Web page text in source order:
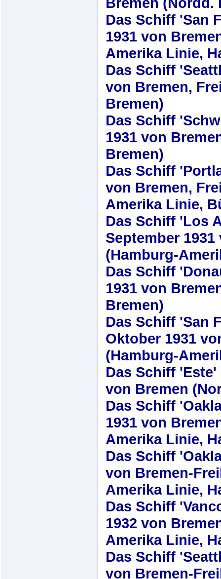
Das Schiff 'San
1931 von
Amerika Linie,
Das Schiff
von Bremen,
Bremen)
Das Schiff
1931 von
Bremen)
Das Schiff
von Bremen,
Amerika Linie,
Das Schiff 'Los
September 1931
(Hamburg-
Das Schiff
1931 von
Bremen)
Das Schiff 'San
Oktober 1931
(Hamburg-
Das Schiff 'Este'
von Bremen
Das Schiff
1931 von
Amerika Linie,
Das Schiff
von Bremen-
Amerika Linie,
Das Schiff
1932 von
Amerika Linie,
Das Schiff
von Bremen-